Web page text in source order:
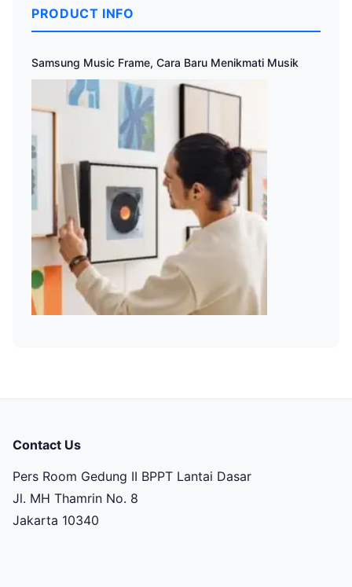
PRODUCT INFO
Samsung Music Frame, Cara Baru Menikmati Musik
Contact Us
Pers Room Gedung II BPPT Lantai Dasar
Jl. MH Thamrin No. 8
Jakarta 10340